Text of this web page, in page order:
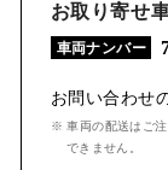
お取り寄せ
車両ナンバー
お問い合わせ
※ 車両の配送はご
できません。